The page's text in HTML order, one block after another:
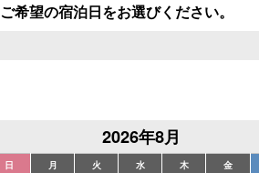
ご希望の宿泊日をお選びください。
2026年8月
日 月 火 水 木 金